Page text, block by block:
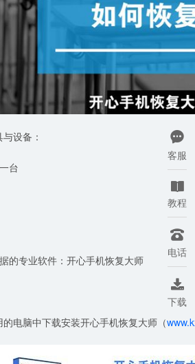
设备：
台
的专业软件：开心手机恢复大师
电脑中下载安装开心手机恢复大师（

客服

教程

电话

下载